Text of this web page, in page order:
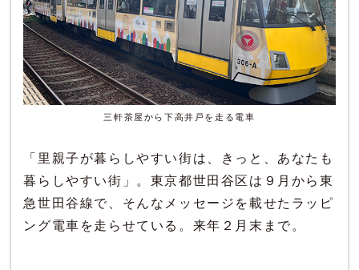
三軒茶屋から下高井戸を走る電車
「里親子が暮らしやすい街は、きっと、あなたも
暮らしやすい街」。東京都世田谷区は９月から東
急世田谷線で、そんなメッセージを載せたラッピ
ング電車を走らせている。来年２月末まで。